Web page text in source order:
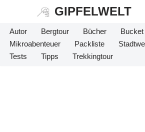
Zum
GIPFELWELT
Autor Bergtour Bücher
Mikroabenteuer
Packliste
Tests
Tipps Trekkingtour